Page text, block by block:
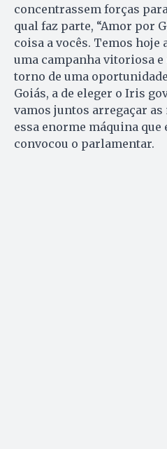
concentrassem forças
qual faz parte, “Amor por
coisa a vocês. Temos hoje
uma campanha vitoriosa
torno de uma
Goiás, a de eleger o Iris
vamos juntos arregaçar
essa enorme máquina que
convocou o parlamentar.